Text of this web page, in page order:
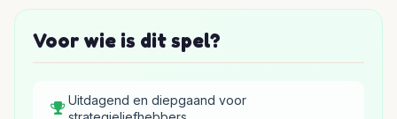
Voor wie is dit spel?
Uitdagend en diepgaand voor